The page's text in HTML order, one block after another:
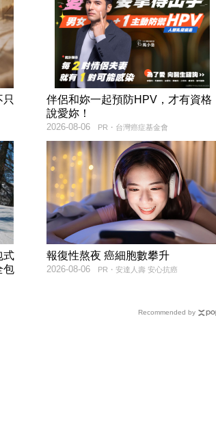
伴侶和妳一起預防HPV，才有資格
說愛妳！
PR・台灣癌症基金會
2026-08-06
式
包
報復性熬夜 癌細胞數攀升
PR・安達人壽 安心抗癌
2026-08-06
Recommended by